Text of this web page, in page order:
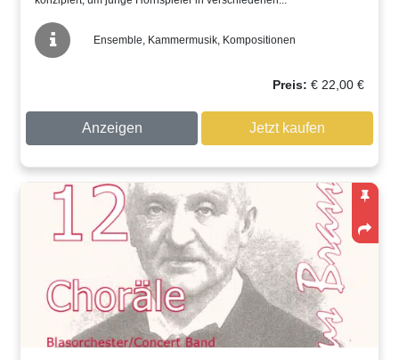
Ensemble, Kammermusik, Kompositionen
Preis: €22,00€
Anzeigen Jetzt kaufen